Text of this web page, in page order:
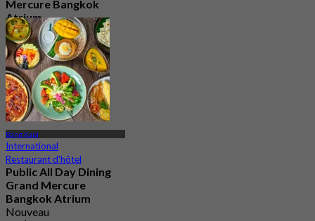
Mercure Bangkok
Atrium
4.9
3.6K Réservé
De฿ 1,324.5
Bang Kapi
International
Restaurant d'hôtel
Public All Day Dining
Grand Mercure
Bangkok Atrium
Nouveau